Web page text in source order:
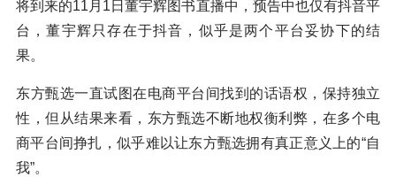
将到来的11月1日董宇辉图书直播中，预告中也仅有抖音平
台，董宇辉只存在于抖音，似乎是两个平台妥协下的结
果。
东方甄选一直试图在电商平台间找到的话语权，保持独立
性，但从结果来看，东方甄选不断地权衡利弊，在多个电
商平台间挣扎，似乎难以让东方甄选拥有真正意义上的“自
我”。